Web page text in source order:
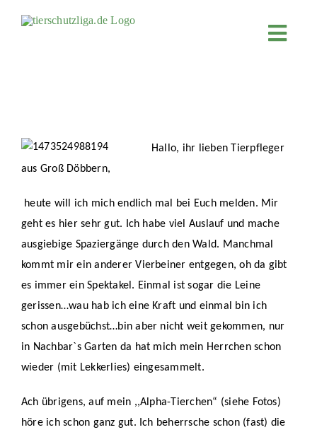
4KIDS
Hallo, ihr lieben Tierpfleger
aus Groß Döbbern,
heute will ich mich endlich mal bei Euch melden. Mir
geht es hier sehr gut. Ich habe viel Auslauf und mache
ausgiebige Spaziergänge durch den Wald. Manchmal
kommt mir ein anderer Vierbeiner entgegen, oh da gibt
es immer ein Spektakel. Einmal ist sogar die Leine
gerissen…wau hab ich eine Kraft und einmal bin ich
schon ausgebüchst…bin aber nicht weit gekommen, nur
in Nachbar`s Garten da hat mich mein Herrchen schon
wieder (mit Lekkerlies) eingesammelt.
Ach übrigens, auf mein ,,Alpha-Tierchen“ (siehe Fotos)
höre ich schon ganz gut. Ich beherrsche schon (fast) die